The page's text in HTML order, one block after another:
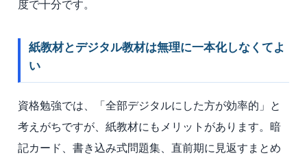
度で十分です。
紙教材とデジタル教材は無理に一本化しなくてよ
い
資格勉強では、「全部デジタルにした方が効率的」と
考えがちですが、紙教材にもメリットがあります。暗
記カード、書き込み式問題集、直前期に見返すまとめ